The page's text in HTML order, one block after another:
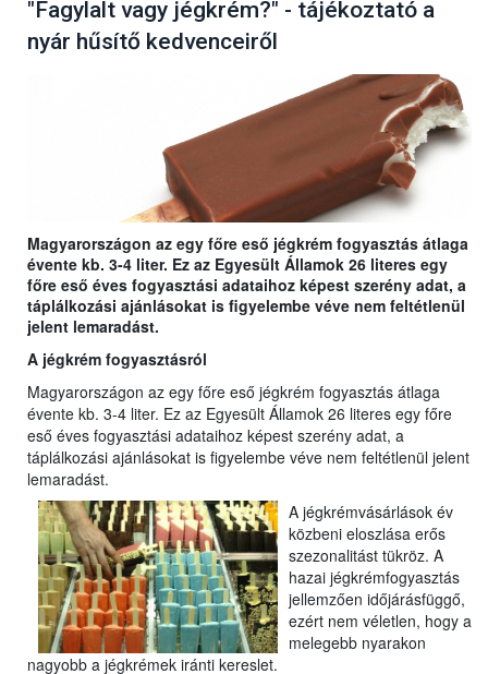
"Fagylalt vagy jégkrém?" - tájékoztató a
nyár hűsítő kedvenceiről
Magyarországon az egy főre eső jégkrém fogyasztás átlaga
évente kb. 3-4 liter. Ez az Egyesült Államok 26 literes egy
főre eső éves fogyasztási adataihoz képest szerény adat, a
táplálkozási ajánlásokat is figyelembe véve nem feltétlenül
jelent lemaradást.
A jégkrém fogyasztásról
Magyarországon az egy főre eső jégkrém fogyasztás átlaga
évente kb. 3-4 liter. Ez az Egyesült Államok 26 literes egy főre
eső éves fogyasztási adataihoz képest szerény adat, a
táplálkozási ajánlásokat is figyelembe véve nem feltétlenül jelent
lemaradást.
A jégkrémvásárlások év
közbeni eloszlása erős
szezonalitást tükröz. A
hazai jégkrémfogyasztás
jellemzően időjárásfüggő,
ezért nem véletlen, hogy a
melegebb nyarakon
nagyobb a jégkrémek iránti kereslet.